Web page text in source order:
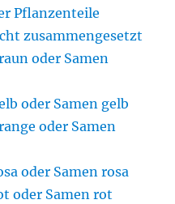
Pflanzenteile
zusammengesetzt
oder Samen
oder Samen gelb
oder Samen
oder Samen rosa
oder Samen rot